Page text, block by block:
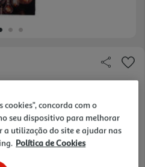
E27 35W DOURADO CL
cookies", concorda com o
seu dispositivo para melhorar
a utilização do site e ajudar nas
Política de Cookies